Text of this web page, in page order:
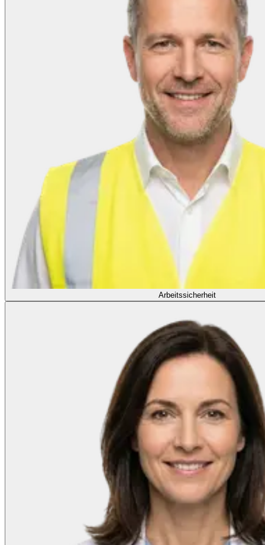
Arbeitssicherheit